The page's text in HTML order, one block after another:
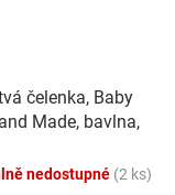
čelenka, Baby
Made, bavlna,
98
nedostupné (2 ks)